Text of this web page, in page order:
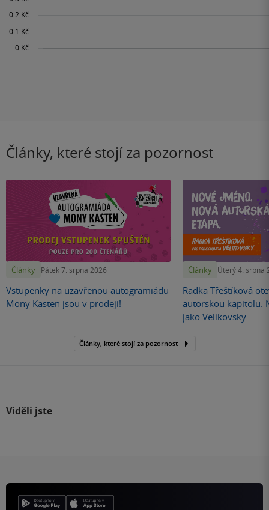
Články, které stojí za pozornost
Články Pátek 7. srpna 2026
Vstupenky na uzavřenou autogramiádu
Mony Kasten jsou v prodeji!
Články Úterý 4. srpna
Radka Třeštíková
autorskou kapitolu.
jako Velikovsky
Články, které stojí za pozornost
Viděli jste